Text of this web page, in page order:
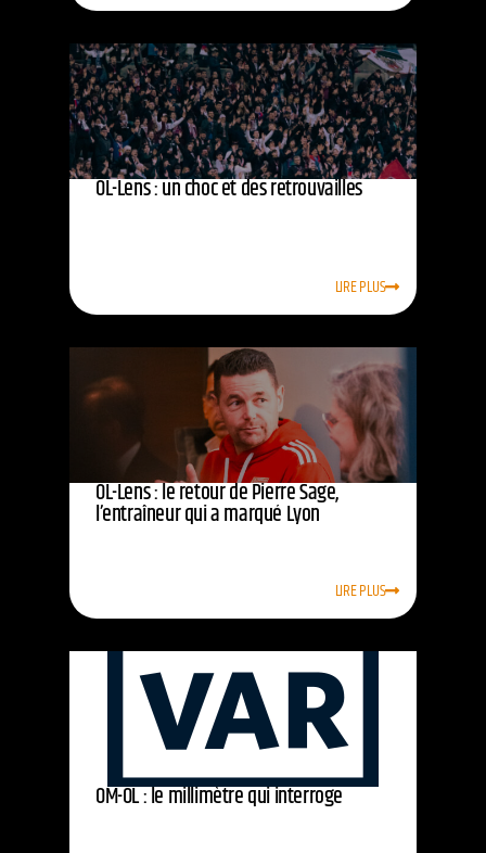
OL-Lens : un choc et des retrouvailles
LIRE PLUS
OL-Lens : le retour de Pierre Sage,
l’entraîneur qui a marqué Lyon
LIRE PLUS
OM-OL : le millimètre qui interroge